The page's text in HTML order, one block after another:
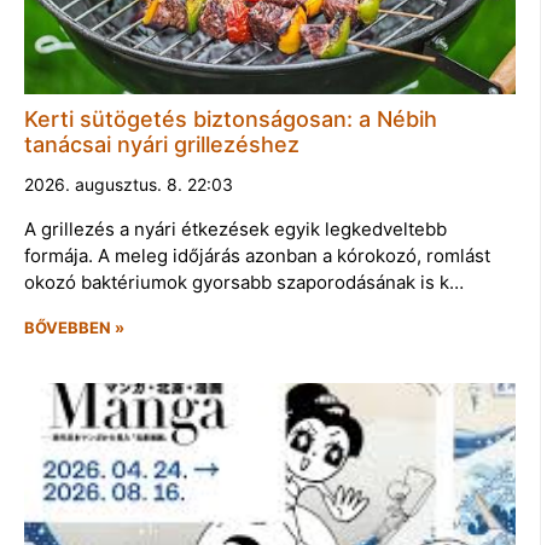
Kerti sütögetés biztonságosan: a Nébih
tanácsai nyári grillezéshez
2026. augusztus. 8. 22:03
A grillezés a nyári étkezések egyik legkedveltebb
formája. A meleg időjárás azonban a kórokozó, romlást
okozó baktériumok gyorsabb szaporodásának is k…
BŐVEBBEN »